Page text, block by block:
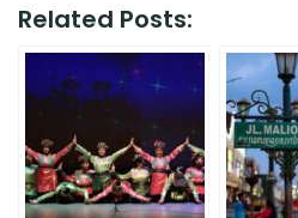
Related Posts: